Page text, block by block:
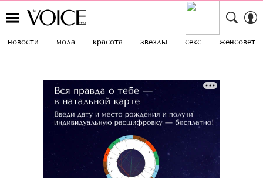
новости мода красота звезды секс женсовет